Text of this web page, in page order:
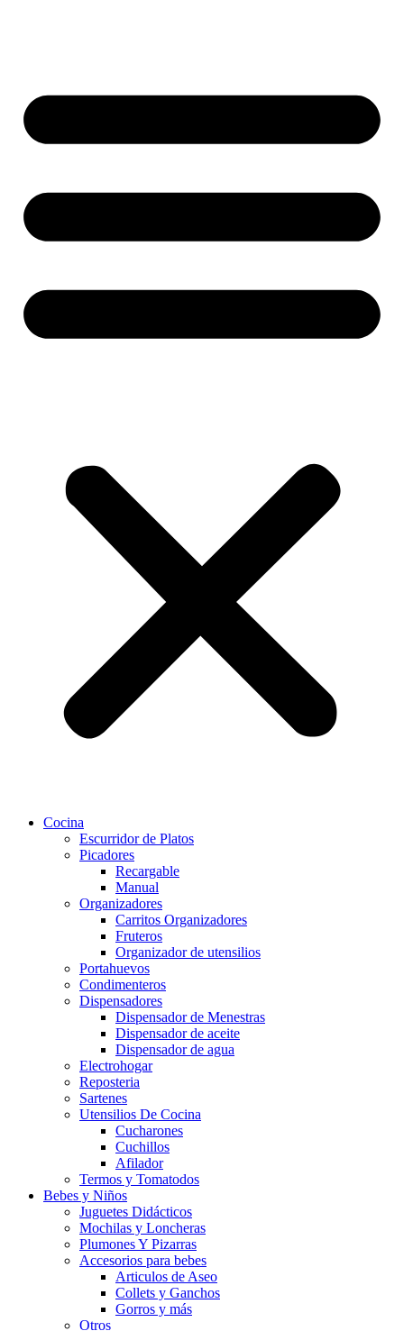
Cocina
Escurridor de Platos
Picadores
Recargable
Manual
Organizadores
Carritos Organizadores
Fruteros
Organizador de utensilios
Portahuevos
Condimenteros
Dispensadores
Dispensador de Menestras
Dispensador de aceite
Dispensador de agua
Electrohogar
Reposteria
Sartenes
Utensilios De Cocina
Cucharones
Cuchillos
Afilador
Termos y Tomatodos
Bebes y Niños
Juguetes Didácticos
Mochilas y Loncheras
Plumones Y Pizarras
Accesorios para bebes
Articulos de Aseo
Collets y Ganchos
Gorros y más
Otros